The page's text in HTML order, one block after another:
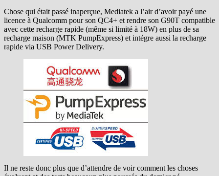
Chose qui était passé inaperçue, Mediatek a l’air d’avoir payé une
licence à Qualcomm pour son QC4+ et rendre son G90T compatible
avec cette recharge rapide (même si limité à 18W) en plus de sa
recharge maison (MTK PumpExpress) et intégre aussi la recharge
rapide via USB Power Delivery.
Il ne reste donc plus que d’attendre de voir comment les choses